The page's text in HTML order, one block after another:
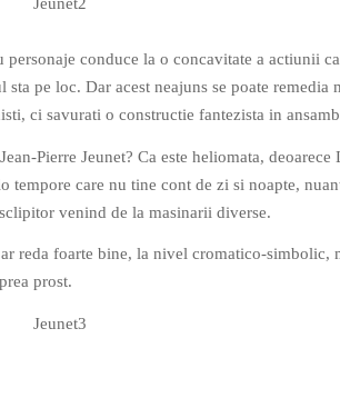
conduce la o concavitate a actiunii
pe loc. Dar acest neajuns se poate remedia
ci savurati o constructie fantezista in
Pierre Jeunet? Ca este heliomata, deoarece
tempore care nu tine cont de zi si noapte,
venind de la masinarii diverse.
reda foarte bine, la nivel cromatico-simbolic,
prost.